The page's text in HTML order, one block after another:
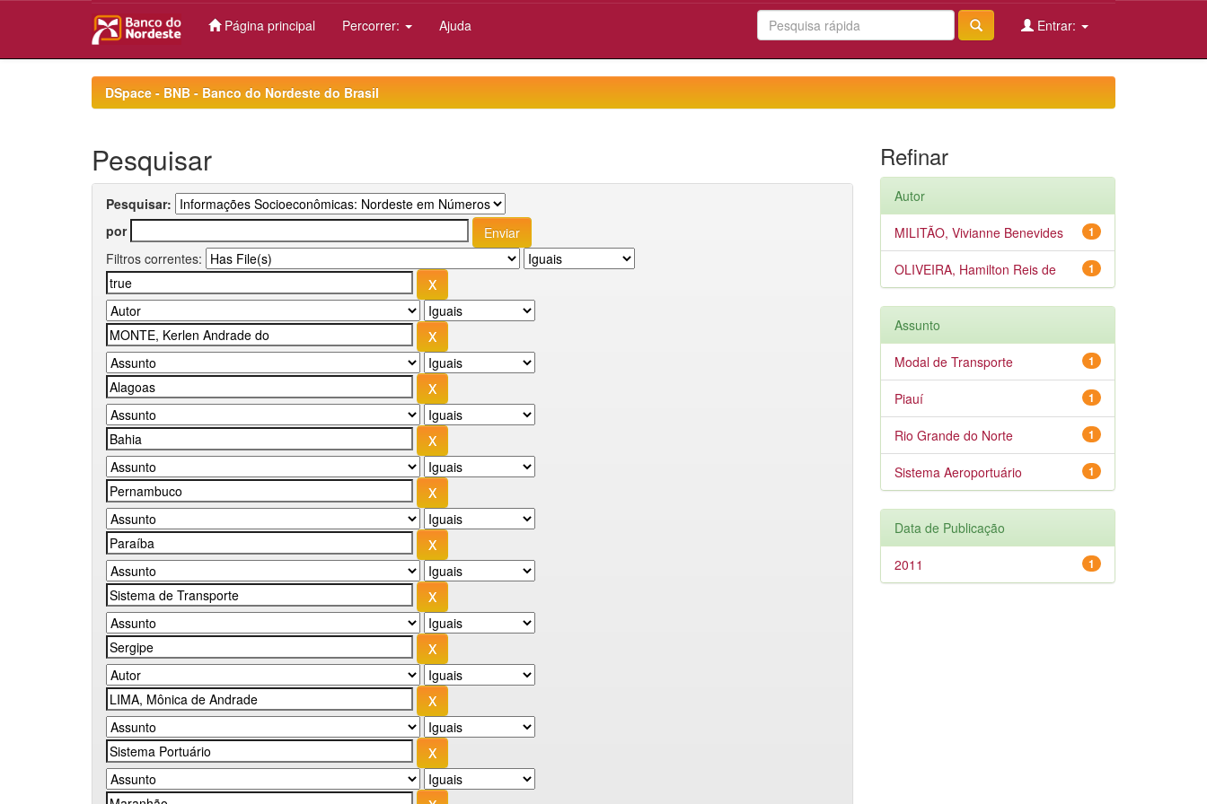
Página principal Percorrer: Ajuda Entrar:
DSpace - BNB - Banco do Nordeste do Brasil
Pesquisar
Pesquisar:
por
Filtros correntes:
Refinar
Autor
1
MILITÃO, Vivianne Benevides
1
OLIVEIRA, Hamilton Reis de
Assunto
1
Modal de Transporte
1
Piauí
1
Rio Grande do Norte
1
Sistema Aeroportuário
Data de Publicação
1
2011